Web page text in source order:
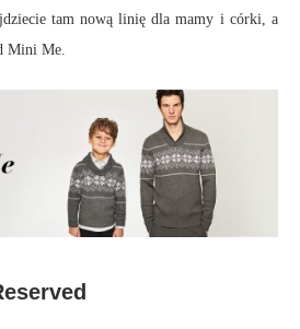
tam nową linię dla mamy i córki, a
Mini Me.